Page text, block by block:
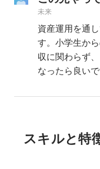
未来
資産運用を通
す。小学生か
収に関わらず
なったら良いで
スキルと特